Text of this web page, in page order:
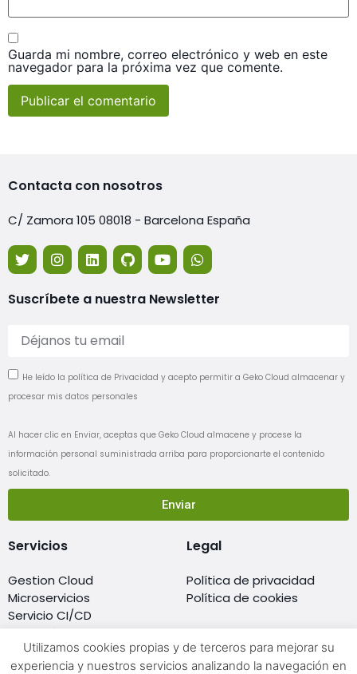
Guarda mi nombre, correo electrónico y web en este
navegador para la próxima vez que comente.
Contacta con nosotros
C/ Zamora 105 08018 - Barcelona España
Suscríbete a nuestra Newsletter
He leído la política de Privacidad y acepto permitir a Geko Cloud almacenar y
procesar mis datos personales
Al hacer clic en Enviar, aceptas que Geko Cloud almacene y procese la
información personal suministrada arriba para proporcionarte el contenido
solicitado.
Enviar
Servicios
Gestion Cloud
Microservicios
Servicio CI/CD
Migración al cloud
Monitorización
Resellers de cloud
Legal
Política de privacidad
Política de cookies
Utilizamos cookies propias y de terceros para mejorar su
experiencia y nuestros servicios analizando la navegación en